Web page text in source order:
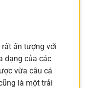
ấn tượng với
dạng của các
vừa câu cá
là một trải